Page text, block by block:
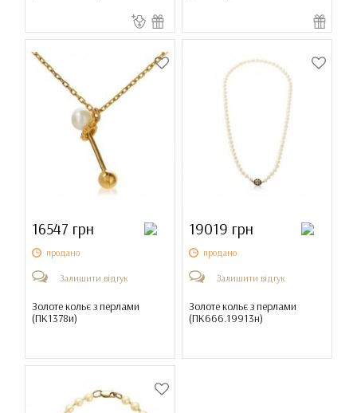
16547 грн
продано
Залишити відгук
Золоте кольє з перлами
(ПК1378и)
19019 грн
продано
Залишити відгук
Золоте кольє з перлами
(ПК666.19913н)